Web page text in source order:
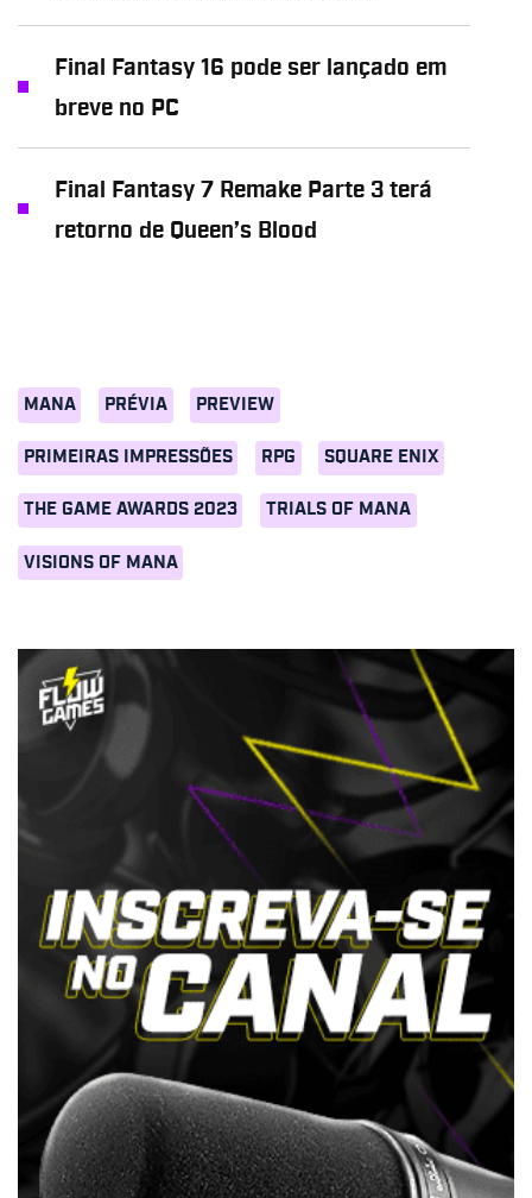
MANA PRÉVIA PREVIEW
PRIMEIRAS IMPRESSÕES RPG SQUARE ENIX
THE GAME AWARDS 2023 TRIALS OF MANA
VISIONS OF MANA
Final Fantasy 16 pode ser lançado em
breve no PC
Final Fantasy 7 Remake Parte 3 terá
retorno de Queen’s Blood